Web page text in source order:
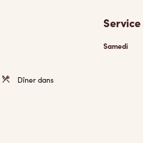
Dîner dans
Samedi